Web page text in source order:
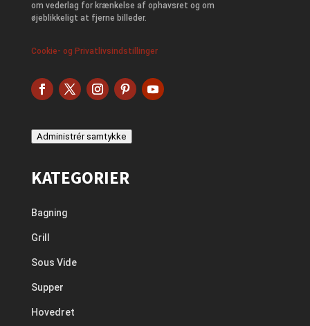
om vederlag for krænkelse af ophavsret og om
øjeblikkeligt at fjerne billeder.
Cookie- og Privatlivsindstillinger
Administrér samtykke
KATEGORIER
Bagning
Grill
Sous Vide
Supper
Hovedret